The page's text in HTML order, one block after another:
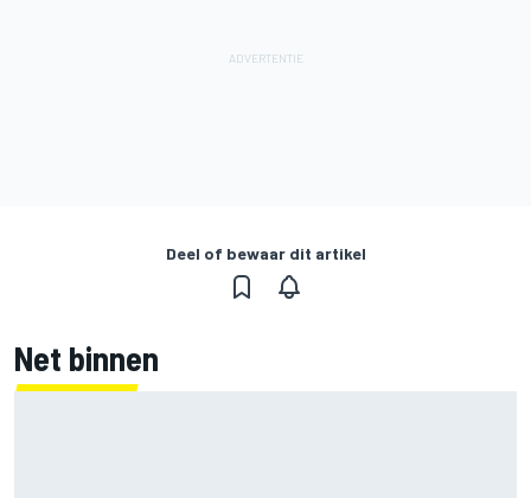
Deel of bewaar dit artikel
Net binnen